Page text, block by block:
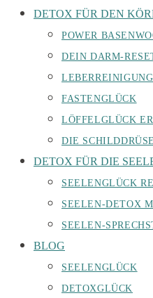
DETOX FÜR DEN
POWER
DEIN DARM-
LEBERREINIGUNG
FASTENGLÜCK
LÖFFELGLÜCK
DIE SCHILDDRÜSE
DETOX FÜR DIE
SEELENGLÜCK
SEELEN-DETOX
SEELEN-
BLOG
SEELENGLÜCK
DETOXGLÜCK